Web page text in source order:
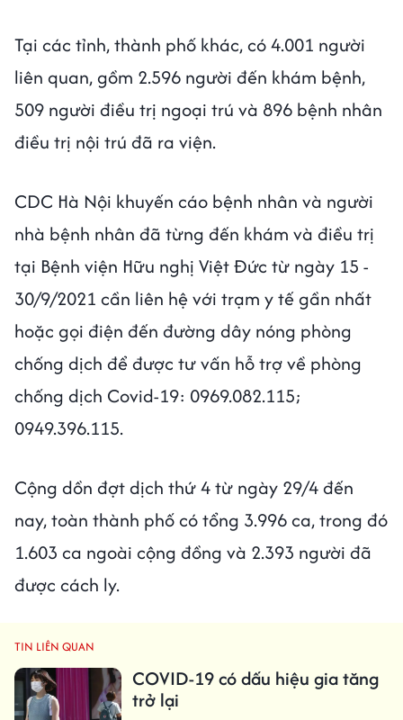
Tại các tỉnh, thành phố khác, có 4.001 người
liên quan, gồm 2.596 người đến khám bệnh,
509 người điều trị ngoại trú và 896 bệnh nhân
điều trị nội trú đã ra viện.
CDC Hà Nội khuyến cáo bệnh nhân và người
nhà bệnh nhân đã từng đến khám và điều trị
tại Bệnh viện Hữu nghị Việt Đức từ ngày 15 -
30/9/2021 cần liên hệ với trạm y tế gần nhất
hoặc gọi điện đến đường dây nóng phòng
chống dịch để được tư vấn hỗ trợ về phòng
chống dịch Covid-19: 0969.082.115;
0949.396.115.
Cộng dồn đợt dịch thứ 4 từ ngày 29/4 đến
nay, toàn thành phố có tổng 3.996 ca, trong đó
1.603 ca ngoài cộng đồng và 2.393 người đã
được cách ly.
TIN LIÊN QUAN
COVID-19 có dấu hiệu gia tăng
trở lại